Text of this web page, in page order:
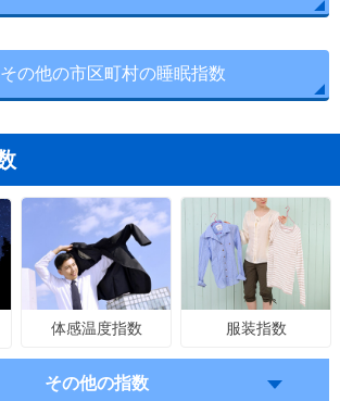
その他の市区町村の睡眠指数
体感温度指数 服装指数
その他の指数